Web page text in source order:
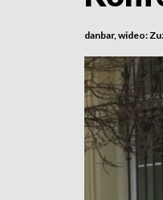
danbar, wideo: